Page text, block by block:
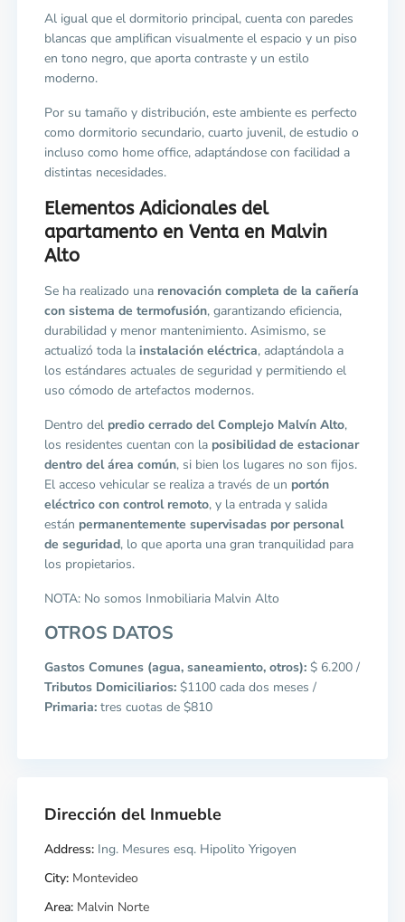
Al igual que el dormitorio principal, cuenta con paredes
blancas que amplifican visualmente el espacio y un piso
en tono negro, que aporta contraste y un estilo
moderno.
Por su tamaño y distribución, este ambiente es perfecto
como dormitorio secundario, cuarto juvenil, de estudio o
incluso como home office, adaptándose con facilidad a
distintas necesidades.
Elementos Adicionales del
apartamento en Venta en Malvin
Alto
Se ha realizado una renovación completa de la cañería
con sistema de termofusión, garantizando eficiencia,
durabilidad y menor mantenimiento. Asimismo, se
actualizó toda la instalación eléctrica, adaptándola a
los estándares actuales de seguridad y permitiendo el
uso cómodo de artefactos modernos.
Dentro del predio cerrado del Complejo Malvín Alto,
los residentes cuentan con la posibilidad de estacionar
dentro del área común, si bien los lugares no son fijos.
El acceso vehicular se realiza a través de un portón
eléctrico con control remoto, y la entrada y salida
están permanentemente supervisadas por personal
de seguridad, lo que aporta una gran tranquilidad para
los propietarios.
NOTA: No somos Inmobiliaria Malvin Alto
OTROS DATOS
Gastos Comunes (agua, saneamiento, otros): $ 6.200 /
Tributos Domiciliarios:$1100 cada dos meses /
Primaria:tres cuotas de $810
Dirección del Inmueble
Address:Ing. Mesures esq. Hipolito Yrigoyen
City: Montevideo
Area: Malvin Norte